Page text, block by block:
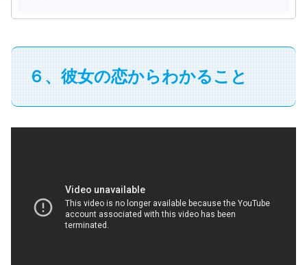
６、彼女の恋からわかること